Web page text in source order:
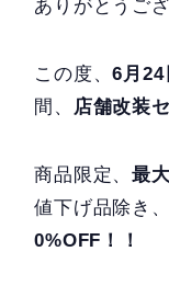
ありがとうご
この度、6月24
間、 店舗改装
商品限定、最
値下げ品除き
0%OFF！！